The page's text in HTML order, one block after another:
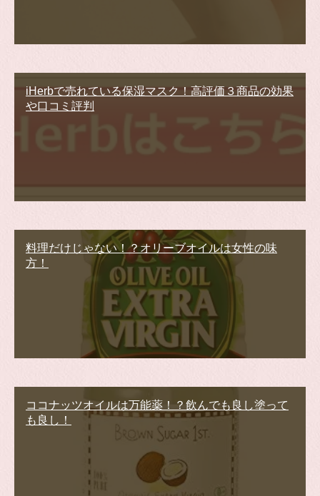
iHerbで売れている保湿マスク！高評価３商品の効果
や口コミ評判
料理だけじゃない！？オリーブオイルは女性の味
方！
ココナッツオイルは万能薬！？飲んでも良し塗って
も良し！